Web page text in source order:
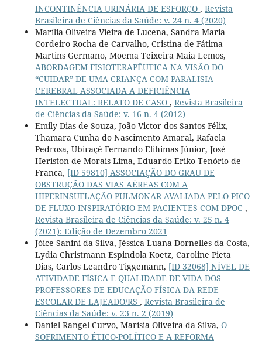
INCONTINÊNCIA URINÁRIA DE ESFORÇO , Revista
Brasileira de Ciências da Saúde: v. 24 n. 4 (2020)
Marília Oliveira Vieira de Lucena, Sandra Maria
Cordeiro Rocha de Carvalho, Cristina de Fátima
Martins Germano, Moema Teixeira Maia Lemos,
ABORDAGEM FISIOTERAPÊUTICA NA VISÃO DO
“CUIDAR” DE UMA CRIANÇA COM PARALISIA
CEREBRAL ASSOCIADA A DEFICIÊNCIA
INTELECTUAL: RELATO DE CASO , Revista Brasileira
de Ciências da Saúde: v. 16 n. 4 (2012)
Emily Dias de Souza, João Victor dos Santos Félix,
Thamara Cunha do Nascimento Amaral, Rafaela
Pedrosa, Ubiraçé Fernando Elihimas Júnior, José
Heriston de Morais Lima, Eduardo Eriko Tenório de
Franca, [ID 59810] ASSOCIAÇÃO DO GRAU DE
OBSTRUÇÃO DAS VIAS AÉREAS COM A
HIPERINSUFLAÇÃO PULMONAR AVALIADA PELO PICO
DE FLUXO INSPIRATÓRIO EM PACIENTES COM DPOC ,
Revista Brasileira de Ciências da Saúde: v. 25 n. 4
(2021): Edição de Dezembro 2021
Jóice Sanini da Silva, Jéssica Luana Dornelles da Costa,
Lydia Christmann Espindola Koetz, Caroline Pieta
Dias, Carlos Leandro Tiggemann, [ID 32068] NÍVEL DE
ATIVIDADE FÍSICA E QUALIDADE DE VIDA DOS
PROFESSORES DE EDUCAÇÃO FÍSICA DA REDE
ESCOLAR DE LAJEADO/RS , Revista Brasileira de
Ciências da Saúde: v. 23 n. 2 (2019)
Daniel Rangel Curvo, Marísia Oliveira da Silva, O
SOFRIMENTO ÉTICO-POLÍTICO E A REFORMA